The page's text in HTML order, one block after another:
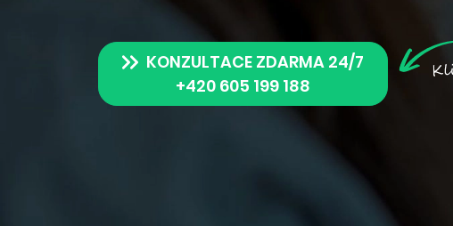
KONZULTACE ZDARMA 24/7
+420 605 199 188